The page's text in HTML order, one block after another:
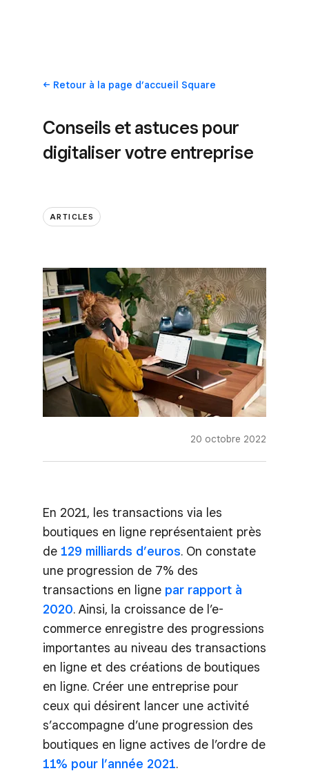
Retourà la page d’accueil Square
Conseils et astuces pour
digitaliser votre entreprise
ARTICLES
20 octobre 2022
En 2021, les transactions via les
boutiques en ligne représentaient près
de 129 milliards d’euros. On constate
une progression de 7% des
transactions en ligne par rapport à
2020. Ainsi, la croissance de l’e-
commerce enregistre des progressions
importantes au niveau des transactions
en ligne et des créations de boutiques
en ligne. Créer une entreprise pour
ceux qui désirent lancer une activité
s’accompagne d’une progression des
boutiques en ligne actives de l’ordre de
11% pour l’année 2021.